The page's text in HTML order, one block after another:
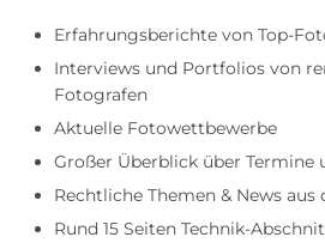
Erfahrungsberichte von Top-
Interviews und Portfolios von
Fotografen
Aktuelle Fotowettbewerbe
Großer Überblick über Termine
Rechtliche Themen & News
Rund 15 Seiten Technik-